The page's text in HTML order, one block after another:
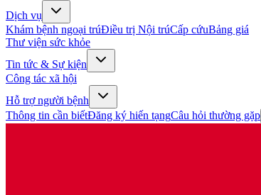
Dịch vụ
Khám bệnh ngoại trúĐiều trị Nội trúCấp cứuBảng giá
Thư viện sức khỏe
Tin tức & Sự kiện
Công tác xã hội
Hỗ trợ người bệnh
Thông tin cần biếtĐăng ký hiến tạngCâu hỏi thường gặp